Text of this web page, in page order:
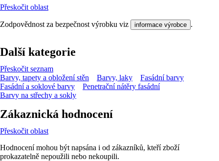
Přeskočit oblast
Zodpovědnost za bezpečnost výrobku viz informace výrobce .
Další kategorie
Přeskočit seznam
Barvy, tapety a obložení stěn
Barvy, laky
Fasádní barvy
Fasádní a soklové barvy
Penetrační nátěry fasádní
Barvy na střechy a sokly
Zákaznická hodnocení
Přeskočit oblast
Hodnocení mohou být napsána i od zákazníků, kteří zboží
prokazatelně nepoužili nebo nekoupili.